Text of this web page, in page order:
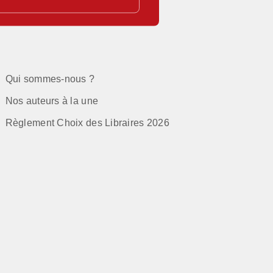
Qui sommes-nous ?
Nos auteurs à la une
Règlement Choix des Libraires 2026